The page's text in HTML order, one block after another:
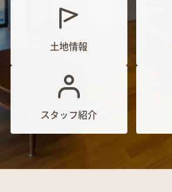
土地情報
スタッフ紹介